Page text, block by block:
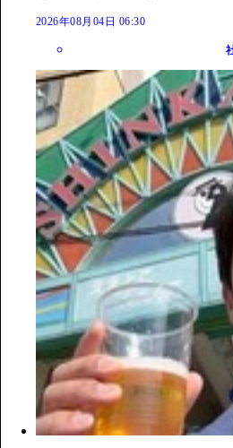
2026年08月04日 06:30